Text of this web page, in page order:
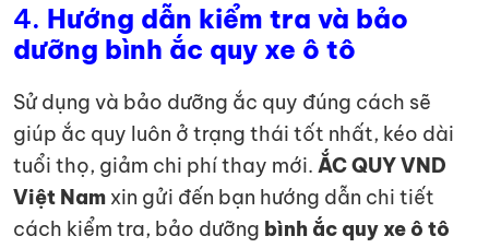
4. Hướng dẫn kiểm tra và bảo
dưỡng bình ắc quy xe ô tô
Sử dụng và bảo dưỡng ắc quy đúng cách sẽ
giúp ắc quy luôn ở trạng thái tốt nhất, kéo dài
tuổi thọ, giảm chi phí thay mới. ẮC QUY VND
Việt Nam xin gửi đến bạn hướng dẫn chi tiết
cách kiểm tra, bảo dưỡng bình ắc quy xe ô tô